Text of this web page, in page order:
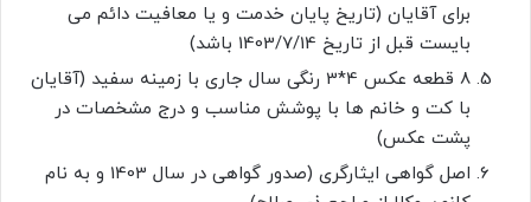
برای آقایان (تاریخ پایان خدمت و یا معافیت دائم می
بایست قبل از تاریخ 1403/7/14 باشد)
8 قطعه عکس 4*3 رنگی سال جاری با زمینه سفید (آقایان
با کت و خانم ها با پوشش مناسب و درج مشخصات در
پشت عکس)
اصل گواهی ایثارگری (صدور گواهی در سال 1403 و به نام